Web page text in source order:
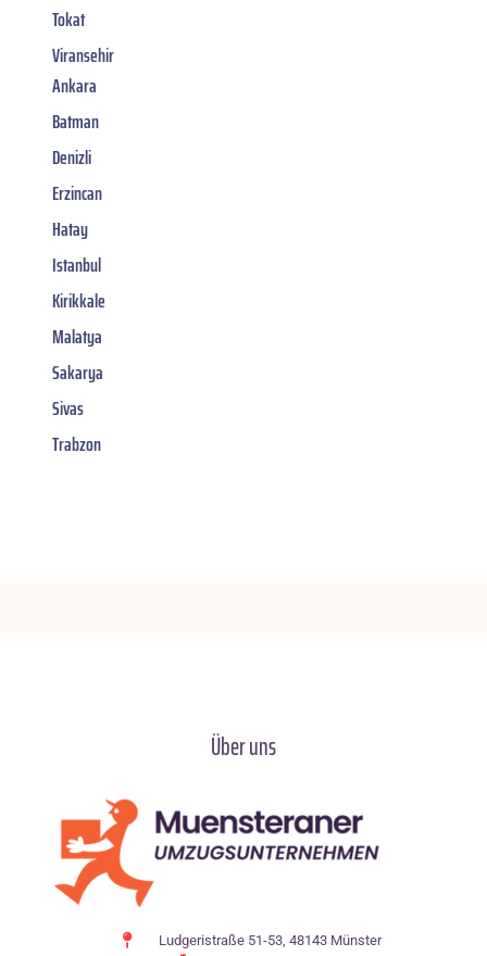
Tokat
Viransehir
Ankara
Batman
Denizli
Erzincan
Hatay
Istanbul
Kirikkale
Malatya
Sakarya
Sivas
Trabzon
Über uns
Ludgeristraße 51-53, 48143 Münster